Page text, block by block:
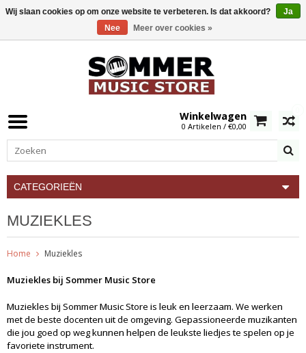
Winkelwagen
0 Artikelen / €0,00
CATEGORIEËN
MUZIEKLES
Home Muziekles
Muziekles bij Sommer Music Store
Muziekles bij Sommer Music Store is leuk en leerzaam. We werken
met de beste docenten uit de omgeving. Gepassioneerde muzikanten
die jou goed op weg kunnen helpen de leukste liedjes te spelen op je
favoriete instrument.
Wij slaan cookies op om onze website te verbeteren. Is dat akkoord?
Ja
Nee
Meer over cookies »